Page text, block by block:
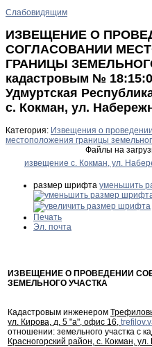
Слабовидящим
ИЗВЕЩЕНИЕ О
СОГЛАСОВАНИИ
ГРАНИЦЫ
кадастровым №
Удмуртская
с. Кокман, ул.
Категория: Извещения о
местоположения границы
Файлы на
извещение с. Кокман, ул.
размер шрифта уменьшить
Печать
Эл. почта
ИЗВЕЩЕНИЕ О ПРОВЕДЕНИИ
ЗЕМЕЛЬНОГО УЧАСТКА
Кадастровым инженером
ул. Кирова, д. 5 "а", офис 16,
отношении: земельного участка с
Красногорский район, с. Кокман,